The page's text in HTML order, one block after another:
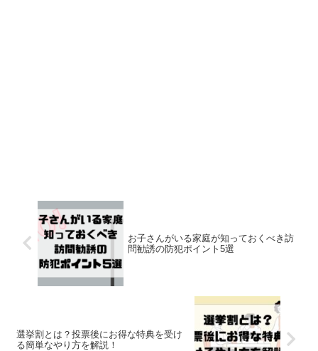
お子さんがいる家庭が知っておくべき訪
問勧誘の防犯ポイント5選
選挙割とは？投票後にお得な特典を受け
る簡単なやり方を解説！